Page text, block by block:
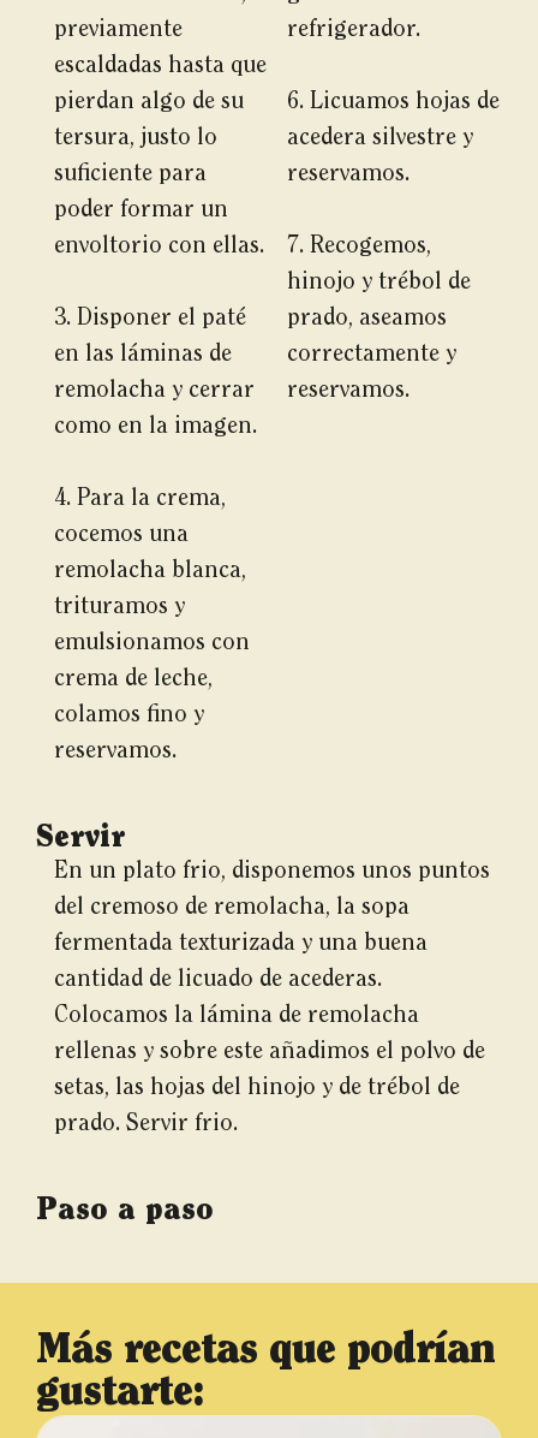
previamente
escaldadas hasta que
pierdan algo de su
tersura, justo lo
suficiente para
poder formar un
envoltorio con ellas.
3. Disponer el paté
en las láminas de
remolacha y cerrar
como en la imagen.
4. Para la crema,
cocemos una
remolacha blanca,
trituramos y
emulsionamos con
crema de leche,
colamos fino y
reservamos.
refrigerador.
6. Licuamos hojas de
acedera silvestre y
reservamos.
7. Recogemos,
hinojo y trébol de
prado, aseamos
correctamente y
reservamos.
Servir
En un plato frio, disponemos unos puntos
del cremoso de remolacha, la sopa
fermentada texturizada y una buena
cantidad de licuado de acederas.
Colocamos la lámina de remolacha
rellenas y sobre este añadimos el polvo de
setas, las hojas del hinojo y de trébol de
prado. Servir frio.
Paso a paso
Más recetas que podrían
gustarte: